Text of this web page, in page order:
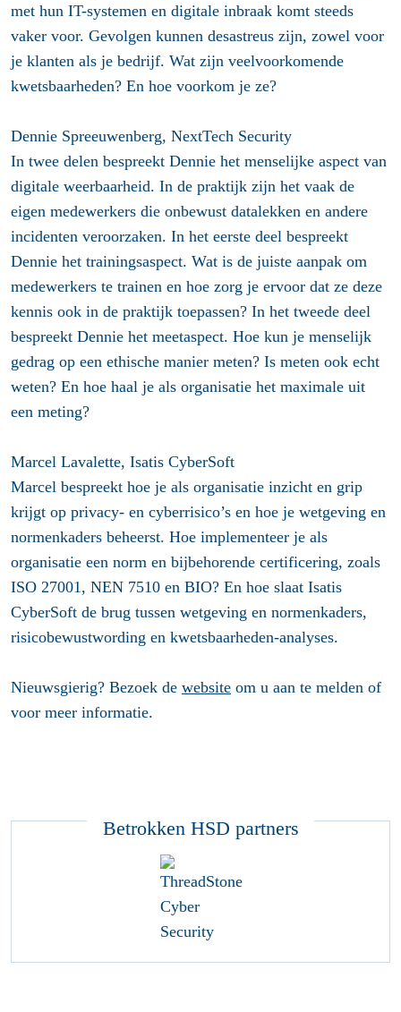
met hun IT-systemen en digitale inbraak komt steeds
vaker voor. Gevolgen kunnen desastreus zijn, zowel voor
je klanten als je bedrijf. Wat zijn veelvoorkomende
kwetsbaarheden? En hoe voorkom je ze?
Dennie Spreeuwenberg, NextTech Security
In twee delen bespreekt Dennie het menselijke aspect van
digitale weerbaarheid. In de praktijk zijn het vaak de
eigen medewerkers die onbewust datalekken en andere
incidenten veroorzaken. In het eerste deel bespreekt
Dennie het trainingsaspect. Wat is de juiste aanpak om
medewerkers te trainen en hoe zorg je ervoor dat ze deze
kennis ook in de praktijk toepassen? In het tweede deel
bespreekt Dennie het meetaspect. Hoe kun je menselijk
gedrag op een ethische manier meten? Is meten ook echt
weten? En hoe haal je als organisatie het maximale uit
een meting?
Marcel Lavalette, Isatis CyberSoft
Marcel bespreekt hoe je als organisatie inzicht en grip
krijgt op privacy- en cyberrisico’s en hoe je wetgeving en
normenkaders beheerst. Hoe implementeer je als
organisatie een norm en bijbehorende certificering, zoals
ISO 27001, NEN 7510 en BIO? En hoe slaat Isatis
CyberSoft de brug tussen wetgeving en normenkaders,
risicobewustwording en kwetsbaarheden-analyses.
Nieuwsgierig? Bezoek de website om u aan te melden of
voor meer informatie.
Betrokken HSD partners